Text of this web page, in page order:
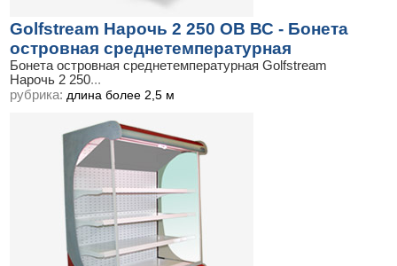
Golfstream Нарочь 2 250 ОВ ВС - Бонета
островная среднетемпературная
Бонета островная среднетемпературная Golfstream
Нарочь 2 250...
рубрика: длина более 2,5 м